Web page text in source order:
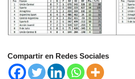
Compartir en Redes Sociales